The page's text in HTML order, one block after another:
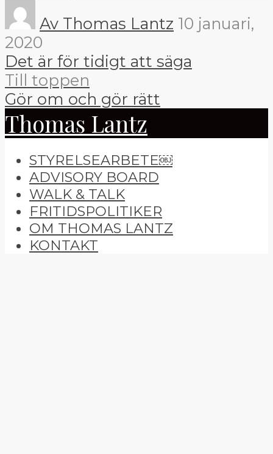
Av Thomas Lantz 10 januari,
2020
Det är för tidigt att säga
Till toppen
Gör om och gör rätt
Thomas Lantz
STYRELSEARBETE￼
ADVISORY BOARD
WALK & TALK
FRITIDSPOLITIKER
OM THOMAS LANTZ
KONTAKT